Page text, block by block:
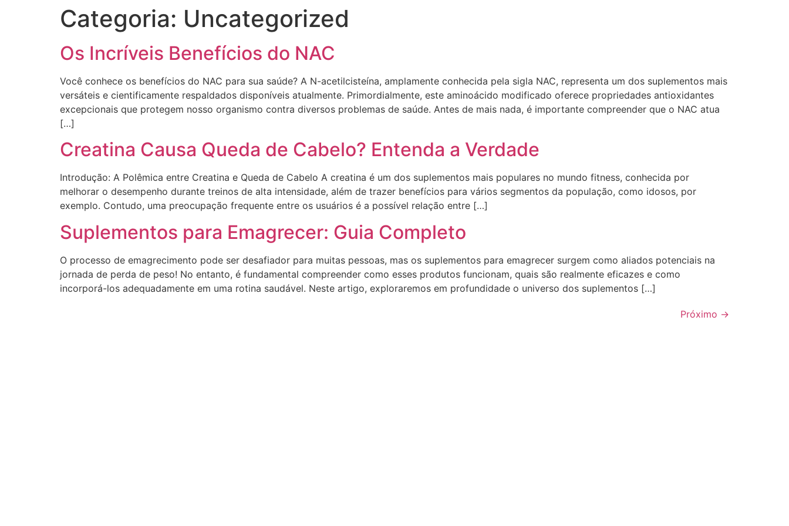
Categoria: Uncategorized
Os Incríveis Benefícios do NAC
Você conhece os benefícios do NAC para sua saúde? A N-acetilcisteína, amplamente conhecida pela sigla NAC, representa um dos suplementos mais
versáteis e cientificamente respaldados disponíveis atualmente. Primordialmente, este aminoácido modificado oferece propriedades antioxidantes
excepcionais que protegem nosso organismo contra diversos problemas de saúde. Antes de mais nada, é importante compreender que o NAC atua
[…]
Creatina Causa Queda de Cabelo? Entenda a Verdade
Introdução: A Polêmica entre Creatina e Queda de Cabelo A creatina é um dos suplementos mais populares no mundo fitness, conhecida por
melhorar o desempenho durante treinos de alta intensidade, além de trazer benefícios para vários segmentos da população, como idosos, por
exemplo. Contudo, uma preocupação frequente entre os usuários é a possível relação entre […]
Suplementos para Emagrecer: Guia Completo
O processo de emagrecimento pode ser desafiador para muitas pessoas, mas os suplementos para emagrecer surgem como aliados potenciais na
jornada de perda de peso! No entanto, é fundamental compreender como esses produtos funcionam, quais são realmente eficazes e como
incorporá-los adequadamente em uma rotina saudável. Neste artigo, exploraremos em profundidade o universo dos suplementos […]
Próximo →